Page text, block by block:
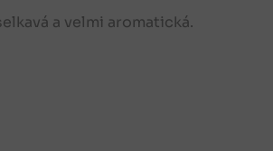
a velmi aromatická.